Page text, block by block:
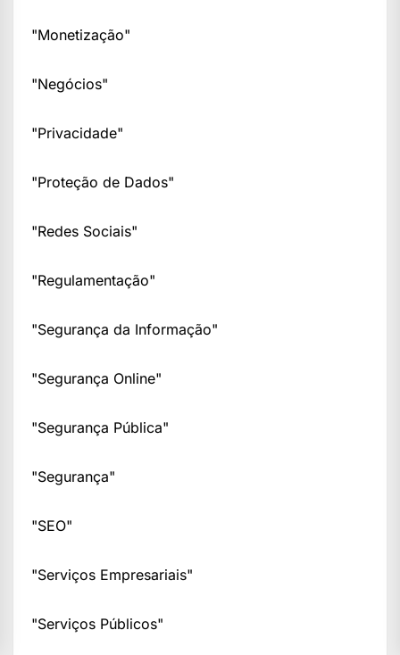
"Monetização"
"Negócios"
"Privacidade"
"Proteção de Dados"
"Redes Sociais"
"Regulamentação"
"Segurança da Informação"
"Segurança Online"
"Segurança Pública"
"Segurança"
"SEO"
"Serviços Empresariais"
"Serviços Públicos"